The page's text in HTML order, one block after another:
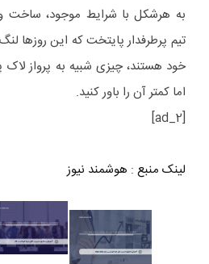
به هرشکل با شرایط موجود، ساخت
تیم پرطرفدار پایتخت که این روزها
خود هستند، چیزی شبیه به پرواز
اما کمتر آن را باور کنید.
[ad_2]
لینک منبع : هوشمند نیوز